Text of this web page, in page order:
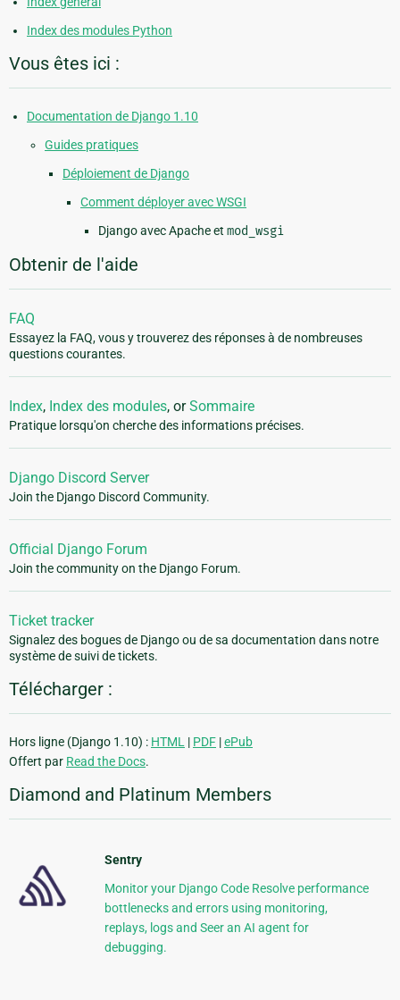
Index des modules Python
Vous êtes ici :
Documentation de Django 1.10
Guides pratiques
Déploiement de Django
Comment déployer avec WSGI
Django avec Apache et mod_wsgi
Obtenir de l'aide
FAQ
Essayez la FAQ, vous y trouverez des réponses à de nombreuses
questions courantes.
Index, Index des modules, orSommaire
Pratique lorsqu'on cherche des informations précises.
Django Discord Server
Join the Django Discord Community.
Official Django Forum
Join the community on the Django Forum.
Ticket tracker
Signalez des bogues de Django ou de sa documentation dans notre
système de suivi de tickets.
Télécharger :
Hors ligne (Django 1.10) : HTML | PDF |ePub
Offert par Read the Docs.
Diamond and Platinum Members
Sentry
Monitor your Django Code Resolve performance
bottlenecks and errors using monitoring,
replays, logs and Seer an AI agent for
debugging.